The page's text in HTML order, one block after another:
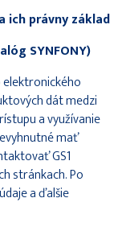
ich právny základ
SYNFONY)
dát medzi
a využívanie
mať
GS1
stránkach. Po
a ďalšie